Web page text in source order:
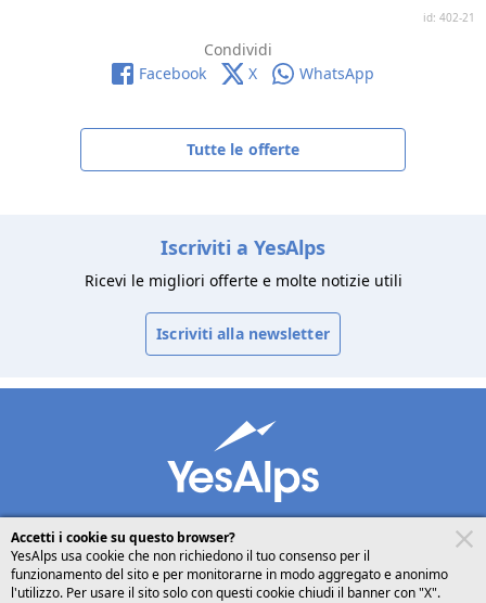
id: 402-21
Condividi
Facebook
X WhatsApp
Tutte le offerte
Iscriviti a YesAlps
Ricevi le migliori offerte e molte notizie utili
Iscriviti alla newsletter
desktop seguici su condividi
Accetti i cookie su questo browser?
YesAlps usa cookie che non richiedono il tuo consenso per il
funzionamento del sito e per monitorarne in modo aggregato e anonimo
l'utilizzo. Per usare il sito solo con questi cookie chiudi il banner con "X".